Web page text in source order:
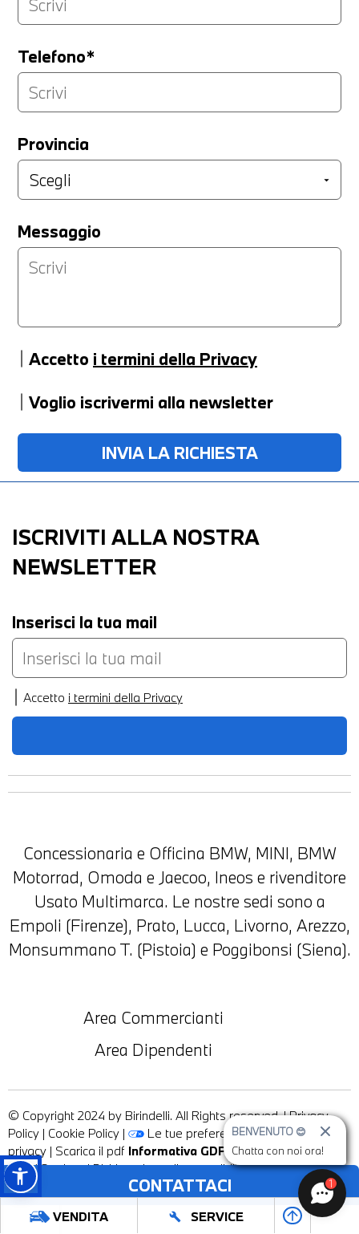
Telefono*
Provincia
Messaggio
Accetto i termini della Privacy
Voglio iscrivermi alla newsletter
CONTATTACI
VENDITA build SERVICE arrow_upward
ISCRIVITI ALLA NOSTRA
NEWSLETTER
Inserisci la tua mail
Accetto i termini della Privacy
Concessionaria e Officina BMW, MINI, BMW
Motorrad, Omoda e Jaecoo, Ineos e rivenditore
Usato Multimarca. Le nostre sedi sono a
Empoli (Firenze), Prato, Lucca, Livorno, Arezzo,
Monsummano T. (Pistoia) e Poggibonsi (Siena).
Area Commercianti
Area Dipendenti
© Copyright 2024 by Birindelli. All Rights reserved. |Privacy
Policy | Cookie Policy |
Le tue preferenze relative alla
privacy | Scarica il pdf Informativa GDPR|MINI Cardata|
BMW Cardata|Dichiarazione di accessibilità
1
BENVENUTO 😊
Chatta con noi ora!